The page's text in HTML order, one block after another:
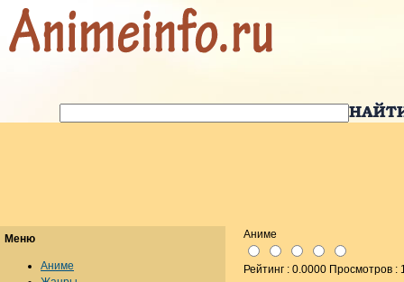
Аниме
Рейтинг : 0.0000 Просмотров :
Меню
Аниме